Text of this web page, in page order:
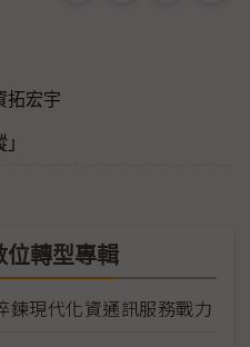
拓宏宇
位轉型專輯
鍊現代化資通訊服務戰力